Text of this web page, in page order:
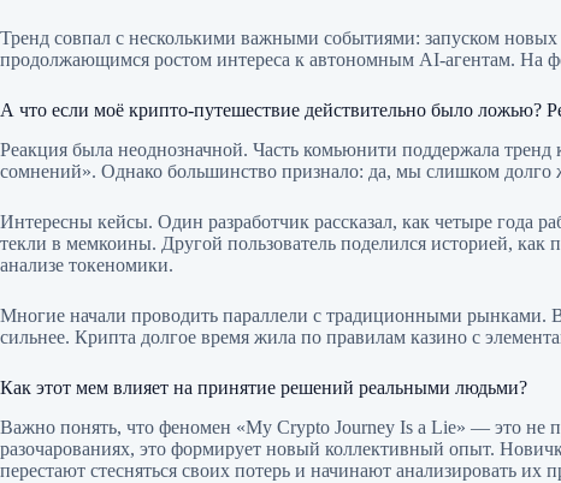
Тренд совпал с несколькими важными событиями: запуском
продолжающимся ростом интереса к автономным AI-агентам. На
А что если моё крипто-путешествие действительно было ложью?
Реакция была неоднозначной. Часть комьюнити поддержала тренд
сомнений». Однако большинство признало: да, мы слишком
Интересны кейсы. Один разработчик рассказал, как четыре года
текли в мемкоины. Другой пользователь поделился историей, как
анализе токеномики.
Многие начали проводить параллели с традиционными рынками.
сильнее. Крипта долгое время жила по правилам казино с
Как этот мем влияет на принятие решений реальными людьми?
Важно понять, что феномен «My Crypto Journey Is a Lie» — это не
разочарованиях, это формирует новый коллективный опыт.
перестают стесняться своих потерь и начинают анализировать